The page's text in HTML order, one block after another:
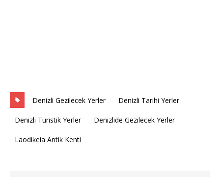
Denizli Gezilecek Yerler Denizli Tarihi Yerler
Denizli Turistik Yerler Denizlide Gezilecek Yerler
Laodikeia Antik Kenti